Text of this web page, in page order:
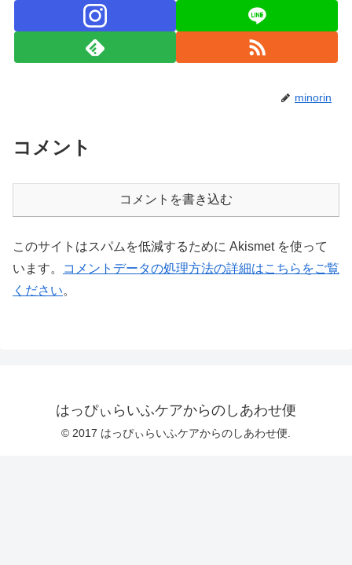
minorin
コメント
コメントを書き込む
このサイトはスパムを低減するために Akismet を使って
います。
コメントデータの処理方法の詳細はこちらをご覧
ください。
はっぴぃらいふケアからのしあわせ便
© 2017 はっぴぃらいふケアからのしあわせ便.